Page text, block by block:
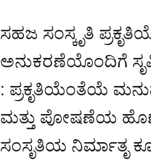
ಸಹಜ ಸಂಸ್ಕೃತಿ
ಅನುಕರಣೆಯೊಂದಿಗೆ
: ಪ್ರಕೃತಿಯೆಂತೆಯೆ
ಮತ್ತು ಪೋಷಣೆಯ
ಸಂಸೃತಿಯ ನಿರ್ಮಾತೃ